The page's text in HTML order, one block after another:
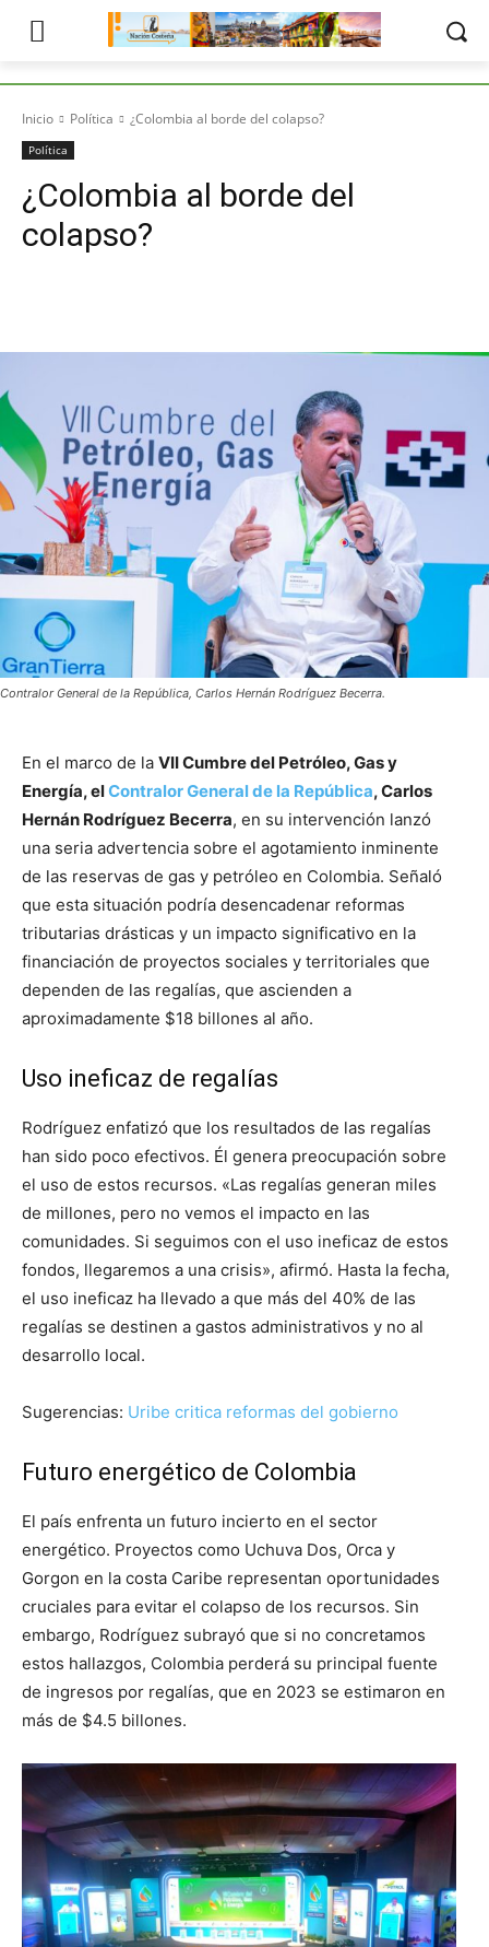
Inicio Política ¿Colombia al borde del colapso?
Política
¿Colombia al borde del
colapso?
Contralor General de la República, Carlos Hernán Rodríguez Becerra.
En el marco de la VII Cumbre del Petróleo, Gas y
Energía, elContralor General de la República, Carlos
Hernán Rodríguez Becerra, en su intervención lanzó
una seria advertencia sobre el agotamiento inminente
de las reservas de gas y petróleo en Colombia. Señaló
que esta situación podría desencadenar reformas
tributarias drásticas y un impacto significativo en la
financiación de proyectos sociales y territoriales que
dependen de las regalías, que ascienden a
aproximadamente $18 billones al año.
Uso ineficaz de regalías
Rodríguez enfatizó que los resultados de las regalías
han sido poco efectivos. Él genera preocupación sobre
el uso de estos recursos. «Las regalías generan miles
de millones, pero no vemos el impacto en las
comunidades. Si seguimos con el uso ineficaz de estos
fondos, llegaremos a una crisis», afirmó. Hasta la fecha,
el uso ineficaz ha llevado a que más del 40% de las
regalías se destinen a gastos administrativos y no al
desarrollo local.
Sugerencias: Uribe critica reformas del gobierno
Futuro energético de Colombia
El país enfrenta un futuro incierto en el sector
energético. Proyectos como Uchuva Dos, Orca y
Gorgon en la costa Caribe representan oportunidades
cruciales para evitar el colapso de los recursos. Sin
embargo, Rodríguez subrayó que si no concretamos
estos hallazgos, Colombia perderá su principal fuente
de ingresos por regalías, que en 2023 se estimaron en
más de $4.5 billones.